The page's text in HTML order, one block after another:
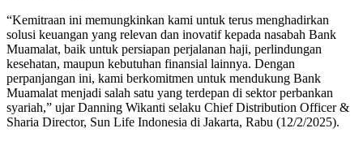
“Kemitraan ini memungkinkan kami untuk terus menghadirkan
solusi keuangan yang relevan dan inovatif kepada nasabah Bank
Muamalat, baik untuk persiapan perjalanan haji, perlindungan
kesehatan, maupun kebutuhan finansial lainnya. Dengan
perpanjangan ini, kami berkomitmen untuk mendukung Bank
Muamalat menjadi salah satu yang terdepan di sektor perbankan
syariah,” ujar Danning Wikanti selaku Chief Distribution Officer &
Sharia Director, Sun Life Indonesia di Jakarta, Rabu (12/2/2025).